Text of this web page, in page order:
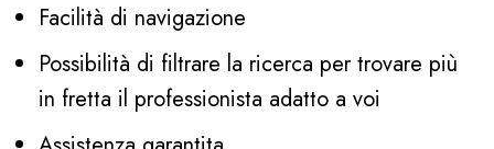
Facilità di navigazione
Possibilità di filtrare la ricerca per trovare più
in fretta il professionista adatto a voi